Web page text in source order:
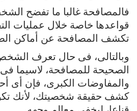
فالمصافحة غالبا ما تفضح
قواعدها خاصة خلال عمليات
تكشف المصافحة عن أماكن
وبالتالى، فى حال تعرف
الصحيحة للمصافحة، لاسيما فى
والمفاوضات الكبرى، فإن أى
كشف حقيقة شخصيتك، لأنك